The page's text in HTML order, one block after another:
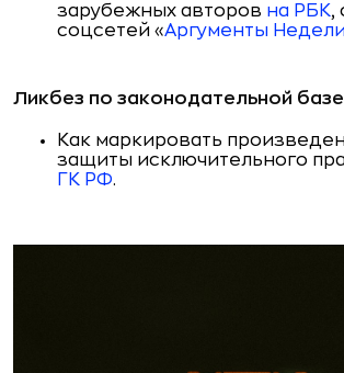
зарубежных авторов на РБК,
соцсетей «Аргументы Недели
Ликбез по законодательной
Как маркировать
защиты исключительного
ГК РФ.